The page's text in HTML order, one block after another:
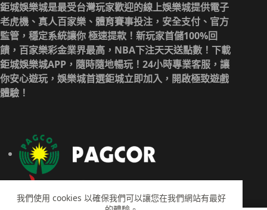
我們使用 cookies 以確保我們可以讓您在我們網站有最好
鉅城娛樂城是最受台灣玩家歡迎的線上娛樂城提供電子
老虎機、真人百家樂、體育賽事投注，安全支付、官方
監管，穩定系統讓你 極速提款！新玩家首儲100%回
饋，百家樂彩金業界最高，NBA下注天天送點數！下載
鉅城娛樂城APP，隨時隨地暢玩！24小時專業客服，讓
你安心遊玩，娛樂城首選鉅城立即加入，開啟極致遊戲
體驗！